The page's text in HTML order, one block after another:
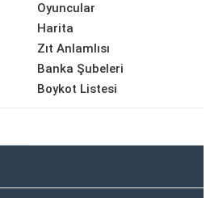
Oyuncular
Harita
Zıt Anlamlısı
Banka Şubeleri
Boykot Listesi